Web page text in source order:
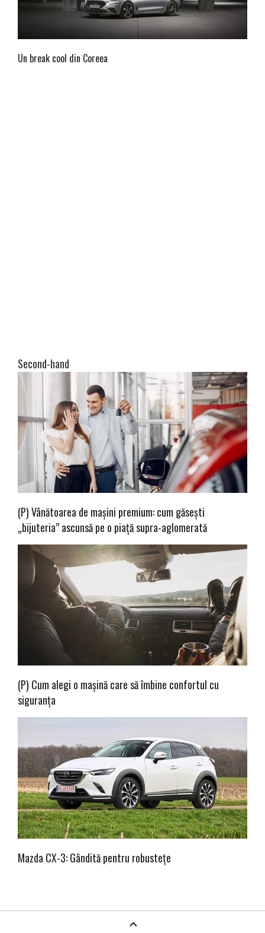
Un break cool din Coreea
Second-hand
(P) Vânătoarea de mașini premium: cum găsești
„bijuteria” ascunsă pe o piață supra-aglomerată
(P) Cum alegi o mașină care să îmbine confortul cu
siguranța
Mazda CX-3: Gândită pentru robustețe